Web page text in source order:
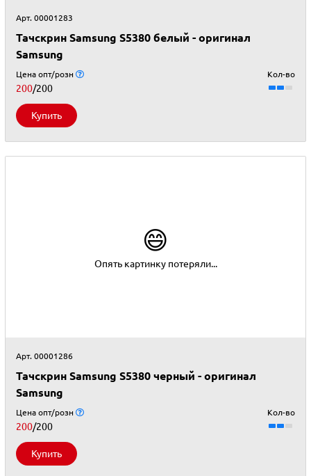
Арт. 00001283
Тачскрин Samsung S5380 белый - оригинал
Samsung
Цена опт/розн
200/200
Кол-во
Купить
😄
Опять картинку потеряли...
Арт. 00001286
Тачскрин Samsung S5380 черный - оригинал
Samsung
Цена опт/розн
200/200
Кол-во
Купить